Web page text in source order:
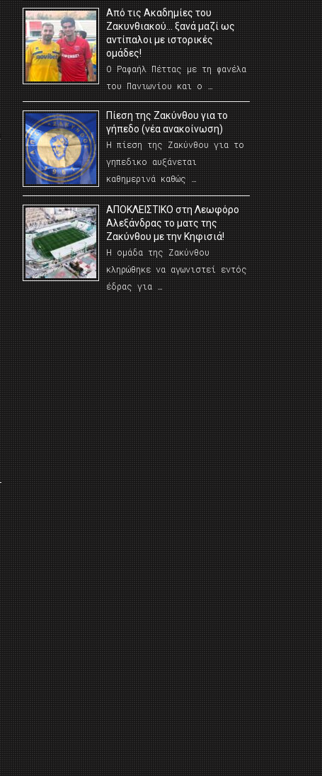
Από τις Ακαδημίες του
Ζακυνθιακού… ξανά μαζί ως
αντίπαλοι με ιστορικές
ομάδες!
Ο Ραφαήλ Πέττας με τη φανέλα
του Πανιωνίου και ο …
Πίεση της Ζακύνθου για το
γήπεδο (νέα ανακοίνωση)
Η πίεση της Ζακύνθου για το
γηπεδικο αυξάνεται
καθημερινά καθώς …
AΠΟΚΛΕΙΣΤΙΚΟ στη Λεωφόρο
Αλεξάνδρας το ματς της
Ζακύνθου με την Κηφισιά!
Η ομάδα της Ζακύνθου
κληρώθηκε να αγωνιστεί εντός
έδρας για …